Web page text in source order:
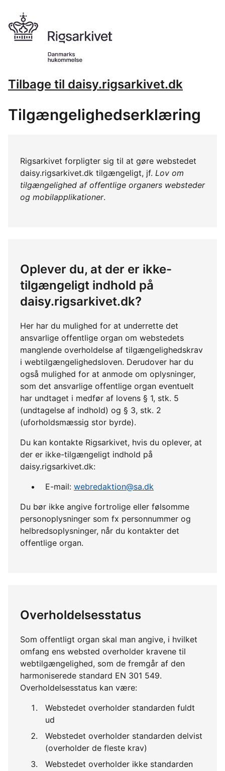
Tilbage til daisy.rigsarkivet.dk
Tilgængelighedserklæring
Rigsarkivet forpligter sig til at gøre webstedet
daisy.rigsarkivet.dk tilgængeligt, jf. Lov om
tilgængelighed af offentlige organers websteder
og mobilapplikationer.
Oplever du, at der er ikke-
tilgængeligt indhold på
daisy.rigsarkivet.dk?
Her har du mulighed for at underrette det
ansvarlige offentlige organ om webstedets
manglende overholdelse af tilgængelighedskrav
i webtilgængelighedsloven. Derudover har du
også mulighed for at anmode om oplysninger,
som det ansvarlige offentlige organ eventuelt
har undtaget i medfør af lovens § 1, stk. 5
(undtagelse af indhold) og § 3, stk. 2
(uforholdsmæssig stor byrde).
Du kan kontakte Rigsarkivet, hvis du oplever, at
der er ikke-tilgængeligt indhold på
daisy.rigsarkivet.dk:
E-mail: webredaktion@sa.dk
Du bør ikke angive fortrolige eller følsomme
personoplysninger som fx personnummer og
helbredsoplysninger, når du kontakter det
offentlige organ.
Overholdelsesstatus
Som offentligt organ skal man angive, i hvilket
omfang ens websted overholder kravene til
webtilgængelighed, som de fremgår af den
harmoniserede standard EN 301 549.
Overholdelsesstatus kan være:
Webstedet overholder standarden fuldt
ud
Webstedet overholder standarden delvist
(overholder de fleste krav)
Webstedet overholder ikke standarden